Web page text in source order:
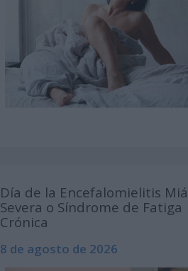
Día de la Encefalomielitis
Severa o Síndrome de Fatiga
Crónica
8 de agosto de 2026